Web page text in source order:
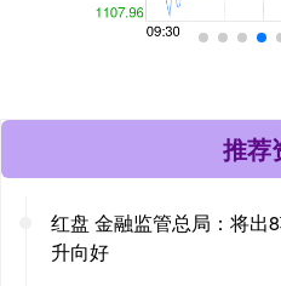
推荐
红盘 金融监管总局：将出
升向好